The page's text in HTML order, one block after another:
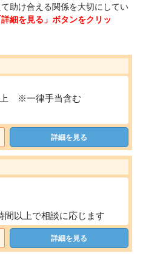
助け合える関係を大切にしてい
細を見る」ボタンをクリッ
上 ※一律手当含む
詳細を見る
以上で相談に応じます
詳細を見る